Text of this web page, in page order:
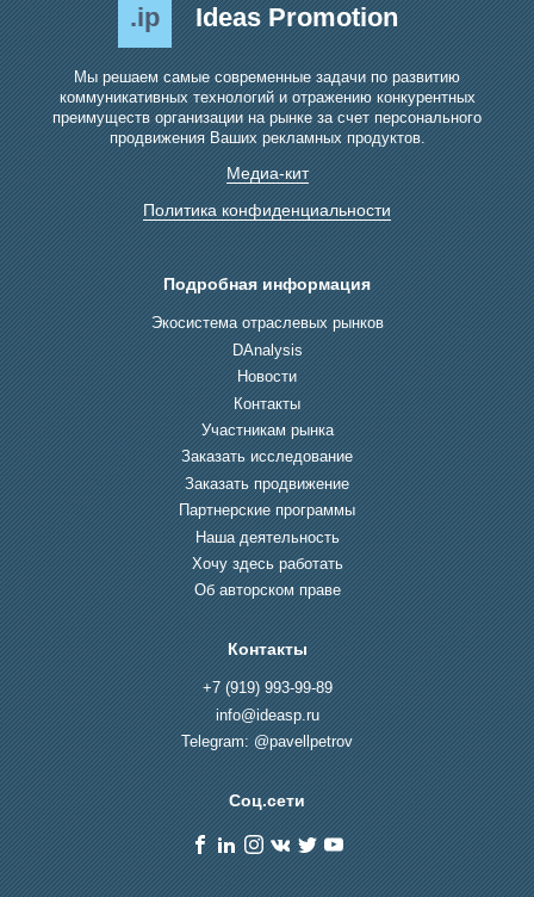
.ip Ideas Promotion
Мы решаем самые современные задачи по развитию
коммуникативных технологий и отражению конкурентных
преимуществ организации на рынке за счет персонального
продвижения Ваших рекламных продуктов.
Медиа-кит
Политика конфиденциальности
Подробная информация
Экосистема отраслевых рынков
DAnalysis
Новости
Контакты
Участникам рынка
Заказать исследование
Заказать продвижение
Партнерские программы
Наша деятельность
Хочу здесь работать
Об авторском праве
Контакты
+7 (919) 993-99-89
info@ideasp.ru
Telegram: @pavellpetrov
Соц.сети